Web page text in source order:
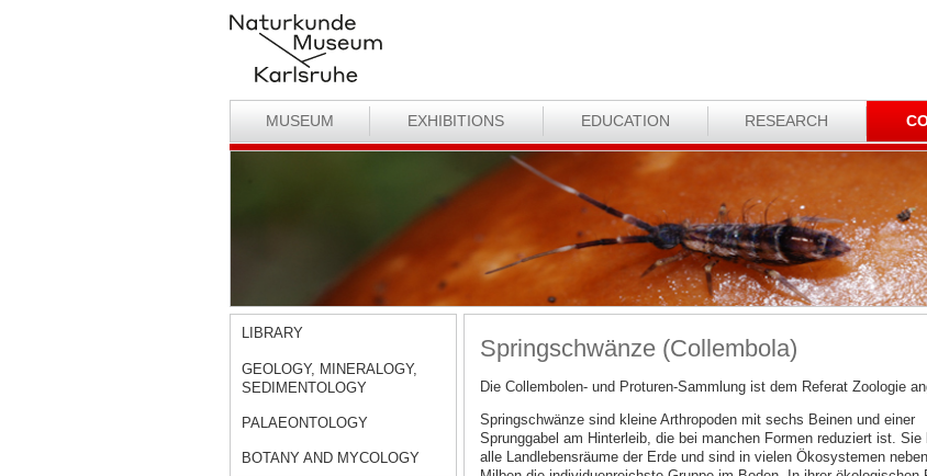
MUSEUM EXHIBITIONS EDUCATION RESEARCH
LIBRARY
GEOLOGY, MINERALOGY,
SEDIMENTOLOGY
PALAEONTOLOGY
BOTANY AND MYCOLOGY
Springschwänze (Collembola)
Die Collembolen- und Proturen-Sammlung ist dem Referat Zoologie
Springschwänze sind kleine Arthropoden mit sechs Beinen und einer
Sprunggabel am Hinterleib, die bei manchen Formen reduziert ist. Sie
alle Landlebensräume der Erde und sind in vielen Ökosystemen